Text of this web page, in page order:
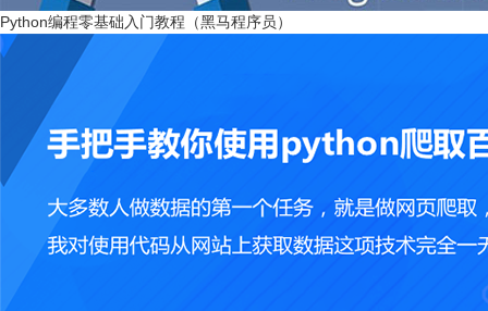
Python编程零基础入门教程（黑马程序员）